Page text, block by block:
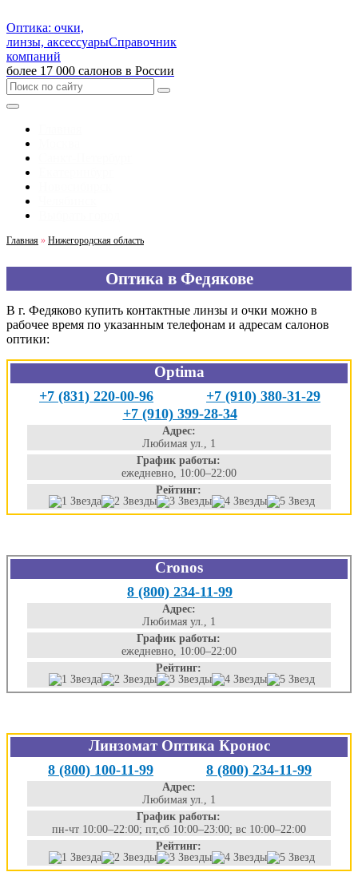
Оптика: очки,
линзы, аксессуарыСправочник
компаний
более 17 000 салонов в России
Главная » Нижегородская область
Оптика в Федякове
В г. Федяково купить контактные линзы и очки можно в
рабочее время по указанным телефонам и адресам салонов
оптики:
Optima
+7 (831) 220-00-96
+7 (910) 380-31-29
+7 (910) 399-28-34
Адрес:
Любимая ул., 1
График работы:
ежедневно, 10:00–22:00
Рейтинг:
Cronos
8 (800) 234-11-99
Адрес:
Любимая ул., 1
График работы:
ежедневно, 10:00–22:00
Рейтинг:
Линзомат Оптика Кронос
8 (800) 100-11-99 8 (800) 234-11-99
Адрес:
Любимая ул., 1
График работы:
пн-чт 10:00–22:00; пт,сб 10:00–23:00; вс 10:00–22:00
Рейтинг: